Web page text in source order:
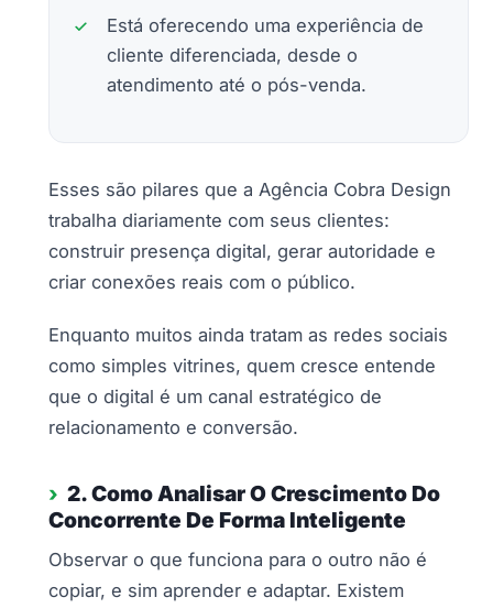
Está oferecendo uma experiência de
cliente diferenciada, desde o
atendimento até o pós-venda.
Esses são pilares que a Agência Cobra Design
trabalha diariamente com seus clientes:
construir presença digital, gerar autoridade e
criar conexões reais com o público.
Enquanto muitos ainda tratam as redes sociais
como simples vitrines, quem cresce entende
que o digital é um canal estratégico de
relacionamento e conversão.
2. Como Analisar O Crescimento Do
Concorrente De Forma Inteligente
Observar o que funciona para o outro não é
copiar, e sim aprender e adaptar. Existem